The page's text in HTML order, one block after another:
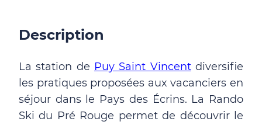
Description
La station de Puy Saint Vincentdiversifie
les pratiques proposées aux vacanciers en
séjour dans le Pays des Écrins. La Rando
Ski du Pré Rouge permet de découvrir le